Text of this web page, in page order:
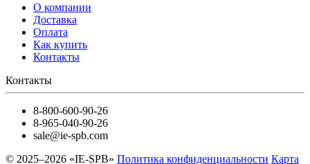
О компании
Доставка
Оплата
Как купить
Контакты
Контакты
8-800-600-90-26
8-965-040-90-26
sale@ie-spb.com
© 2025–2026 «IE-SPB» Политика конфиденциальности Карта